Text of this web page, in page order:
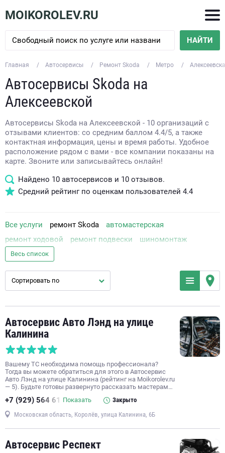
MOIKOROLEV.RU
НАЙТИ
Главная Автосервисы Ремонт Skoda Метро
Автосервисы Skoda на
Алексеевской
Автосервисы Skoda на Алексеевской - 10 организаций с
отзывами клиентов: со средним баллом 4.4/5, а также
контактная информация, цены и время работы. Удобное
расположение рядом с вами - все компании показаны на
карте. Звоните или записывайтесь онлайн!
Найдено 10 автосервисов и 10 отзывов.
Средний рейтинг по оценкам пользователей 4.4
Все услуги ремонт Skoda
автомастерская
ремонт ходовой
ремонт подвески
шиномонтаж
кузовной ремонт
компьютерная диагностика автомобиля
слесарный ремонт
заправка кондиционера
ремонт АКПП
тюнинг автомойка
покраска кузова
техническое обслуживание автомобиля
замена передних тормозных колодок
ремонт дизельных двигателей
ремонт МКПП
диагностика МКПП
ремонт генератора автомобиля
ремонт электронных систем управления автомобиля
ремонт стартера
замена фильтров автомобиля
ремонт автоэлектроники
ремонт трансмиссии
Весь список
Сортировать по
Автосервис Авто Лэнд на улице
Калинина
Вашему ТС необходима помощь профессионала?
Тогда вы можете обратиться для этого в Автосервис
Авто Лэнд на улице Калинина (рейтинг на Moikorolev.ru
— 5). Будьте готовы развернуто рассказать мастерам…
+7 (929) 564 61 Показать Закрыто
Московская область, Королёв, улица Калинина, 6Б
Автосервис Респект